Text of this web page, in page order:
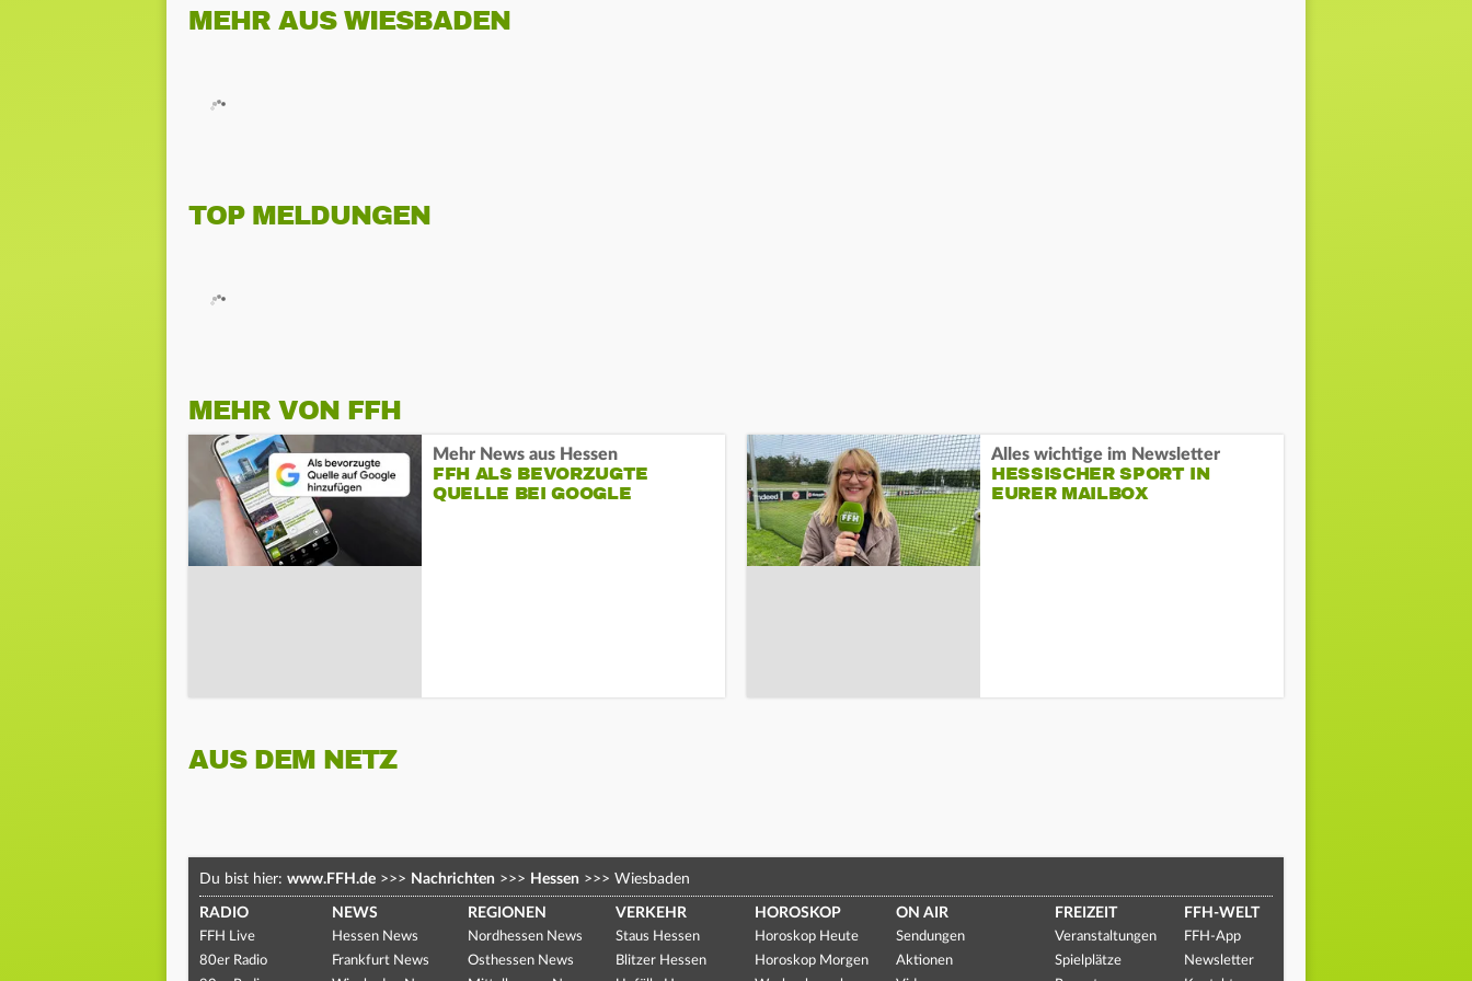
MEHR AUS WIESBADEN
TOP MELDUNGEN
MEHR VON FFH
Mehr News aus Hessen
FFH ALS BEVORZUGTE
QUELLE BEI GOOGLE
Alles wichtige im Newsletter
HESSISCHER SPORT IN
EURER MAILBOX
AUS DEM NETZ
Du bist hier: www.FFH.de >>> Nachrichten >>> Hessen >>> Wiesbaden
RADIO
FFH Live
80er Radio
NEWS
Hessen News
Frankfurt News
REGIONEN
Nordhessen News
Osthessen News
VERKEHR
Staus Hessen
Blitzer Hessen
HOROSKOP
Horoskop Heute
Horoskop Morgen
ON AIR
Sendungen
Aktionen
FREIZEIT
Veranstaltungen
Spielplätze
FFH-WELT
FFH-App
Newsletter